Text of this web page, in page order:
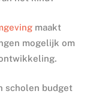
maakt
mogelijk om
scholen budget